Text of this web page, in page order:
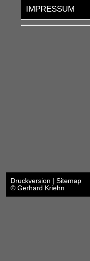
IMPRESSUM
Druckversion | Sitemap
© Gerhard Kriehn